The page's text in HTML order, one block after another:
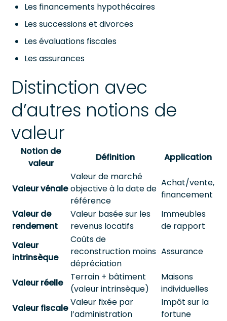
Les financements hypothécaires
Les successions et divorces
Les évaluations fiscales
Les assurances
Distinction avec
d’autres notions de
valeur
Notion de
valeur
Définition Application
Valeur vénale
Valeur de marché
objective à la date de
référence
Achat/vente,
financement
Valeur de
rendement
Valeur basée sur les
revenus locatifs
Immeubles
de rapport
Valeur
intrinsèque
Coûts de
reconstruction moins
dépréciation
Assurance
Valeur réelle
Terrain + bâtiment
(valeur intrinsèque)
Maisons
individuelles
Valeur fiscale
Valeur fixée par
l’administration
Impôt sur la
fortune